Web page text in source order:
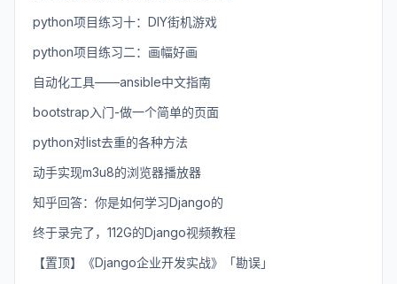
python项目练习十：DIY街机游戏
python项目练习二：画幅好画
自动化工具——ansible中文指南
bootstrap入门-做一个简单的页面
python对list去重的各种方法
动手实现m3u8的浏览器播放器
知乎回答：你是如何学习Django的
终于录完了，112G的Django视频教程
【置顶】《Django企业开发实战》「勘误」